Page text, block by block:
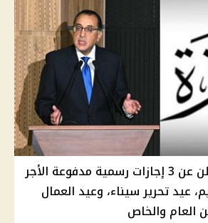
عاجل: الحكومة تُعلن عن 3 إجازات رسمية مدفوعة الأجر
عيد تحرير سيناء، وعيد العمال
العام والخاص